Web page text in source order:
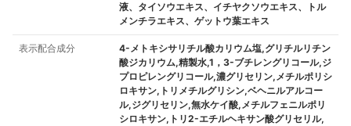
液、タイソウエキス、イチヤクソウエキス、トル
メンチラエキス、ゲットウ葉エキス
表示配合成分
4-メトキシサリチル酸カリウム塩,グリチルリチン
酸ジカリウム,精製水,1，3-ブチレングリコール,ジ
プロピレングリコール,濃グリセリン,メチルポリシ
ロキサン,トリメチルグリシン,ベヘニルアルコー
ル,ジグリセリン,無水ケイ酸,メチルフェニルポリ
シロキサン,トリ2-エチルヘキサン酸グリセリル,